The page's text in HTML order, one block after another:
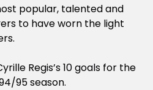
popular, talented and
to have worn the light
Regis’s 10 goals for the
95 season.